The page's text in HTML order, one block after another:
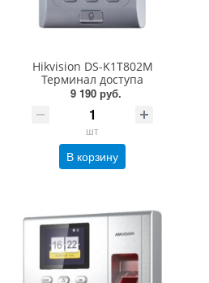
Hikvision DS-K1T802M
Терминал доступа
9 190 руб.
шт
В корзину